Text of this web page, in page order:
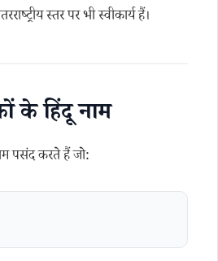
स्तर पर भी स्वीकार्य हैं।
के हिंदू नाम
पसंद करते हैं जो: